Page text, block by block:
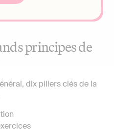
principes de
dix piliers clés de la